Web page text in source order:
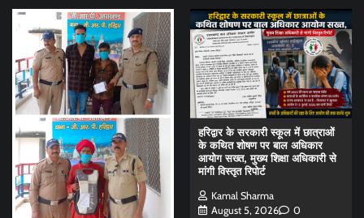
हरिद्वार के सरकारी स्कूल में छात्राओं
के कथित शोषण पर बाल अधिकार
आयोग सख्त, मुख्य शिक्षा अधिकारी से
मांगी विस्तृत रिपोर्ट
Kamal Sharma
August 5, 2026
0